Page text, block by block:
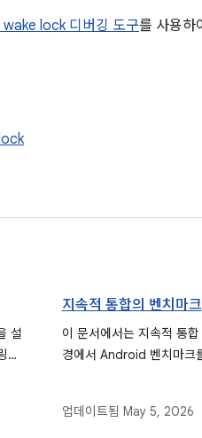
wake lock 디버깅 도구를 사용하
설
으
하
지속적 통합의 벤치마크
이 문서에서는 지속적 통
경에서 Android 벤치마크
는 방법을 안내하며 설정,
업데이트됨 May 5, 2026